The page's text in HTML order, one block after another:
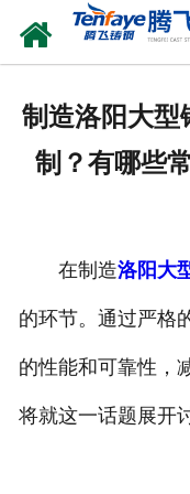
制造洛阳大型
制？有哪些
在制造洛阳大
的环节。通过严格
的性能和可靠性，
将就这一话题展开